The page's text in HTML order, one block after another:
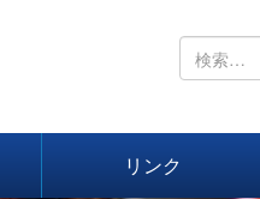
検
索:
リンク